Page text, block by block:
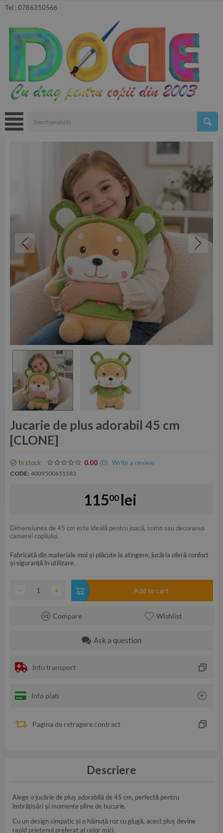
Tel :0786310566
Jucarie de plus adorabil 45 cm
[CLONE]
In stock 0.00 (0) Write a review
CODE: 4009500651183
11500 lei
Dimensiunea de 45 cm este ideală pentru joacă, somn sau decorarea
camerei copilului.
Fabricată din materiale moi și plăcute la atingere, jucăria oferă confort
și siguranță în utilizare.
+
− Add to cart
Compare Wishlist
Ask a question
Info transport
Info plati
Pagina de retragere contract
Descriere
Alege o jucărie de pluș adorabilă de 45 cm, perfectă pentru
îmbrățișări și momente pline de bucurie.
Cu un design simpatic și o hăinuță roz cu glugă, acest pluș devine
rapid prietenul preferat al celor mici.